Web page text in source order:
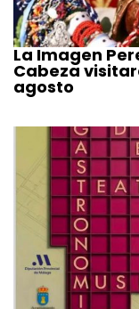
La Imagen
Cabeza
agosto